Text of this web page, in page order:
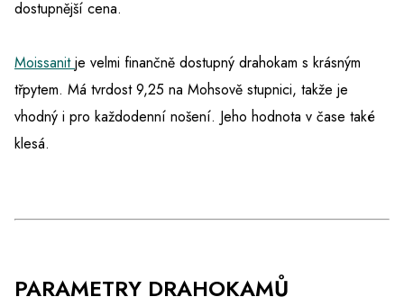
dostupnější cena.
Moissanit je velmi finančně dostupný drahokam s krásným
třpytem. Má tvrdost 9,25 na Mohsově stupnici, takže je
vhodný i pro každodenní nošení. Jeho hodnota v čase také
klesá.
PARAMETRY DRAHOKAMŮ